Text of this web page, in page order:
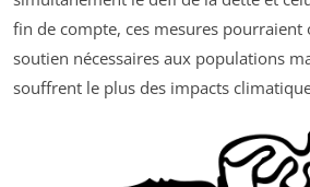
fin de compte, ces mesures
soutien nécessaires aux populations
souffrent le plus des impacts